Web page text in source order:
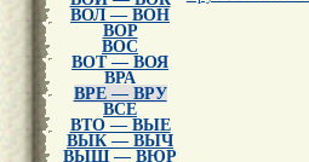
ВОЛ — ВОН
ВОР
ВОС
ВОТ — ВОЯ
ВРА
ВРЕ — ВРУ
ВСЕ
ВТО — ВЫЕ
ВЫК — ВЫЧ
ВЫШ — ВЮР